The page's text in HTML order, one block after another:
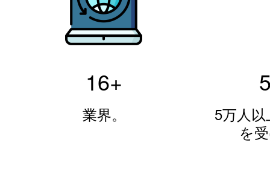
16+
業界。
5万人
を